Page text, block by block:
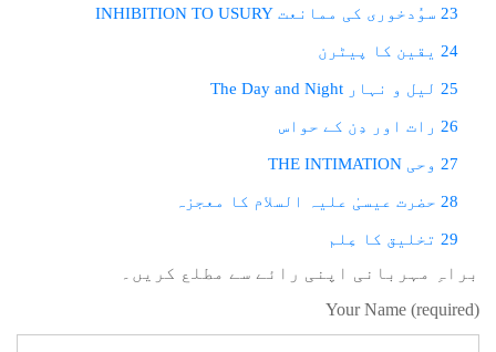
23 سوُدخوری کی ممانعت INHIBITION TO USURY
24 یقین کا پیٹرن
25 لیل و نہار The Day and Night
26 رات اور دِن کے حواس
27 وحی THE INTIMATION
28 حضرت عیسیٰ علیہ السلام کا معجزہ
29 تخلیق کا عِلم
براہِ مہربانی اپنی رائے سے مطلع کریں۔
Your Name (required)